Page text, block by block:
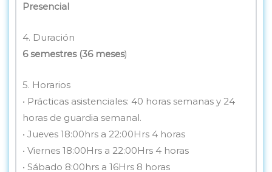
Presencial
4. Duración
6 semestres (36 meses)
5. Horarios
• Prácticas asistenciales: 40 horas semanas y 24
horas de guardia semanal.
• Jueves 18:00hrs a 22:00Hrs 4 horas
• Viernes 18:00Hrs a 22:00Hrs 4 horas
• Sábado 8:00hrs a 16Hrs 8 horas